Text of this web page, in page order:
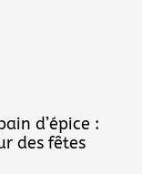
d’épice :
des fêtes